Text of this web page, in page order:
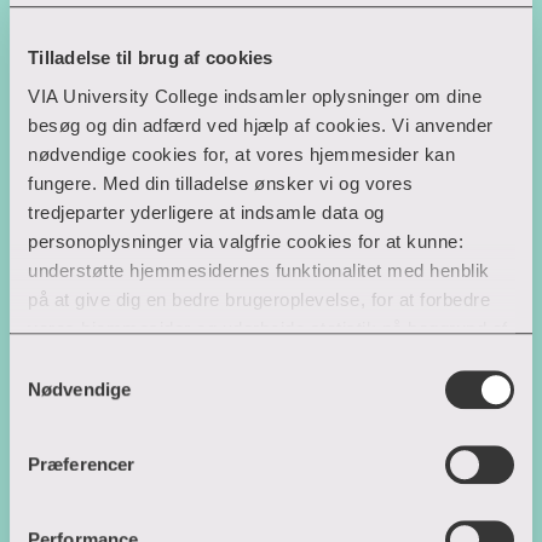
Tilladelse til brug af cookies
VIA University College indsamler oplysninger om dine
besøg og din adfærd ved hjælp af cookies. Vi anvender
nødvendige cookies for, at vores hjemmesider kan
fungere. Med din tilladelse ønsker vi og vores
tredjeparter yderligere at indsamle data og
personoplysninger via valgfrie cookies for at kunne:
understøtte hjemmesidernes funktionalitet med henblik
på at give dig en bedre brugeroplevelse, for at forbedre
vores hjemmesider og udarbejde statistik på baggrund af
hjemmesider og sociale netværk.
Du kan til enhver tid til- og fravælge cookies eller trække
din tilladelse tilbage ved trykke på ”Cookie banner”
tilladelse til indsamlingen af data og placering af valgfrie
Nødvendige
Præferencer
Diplom
Sted Herning
Startdato 28. okt. 2026, 12. apr. 2027
Varighed 4-6 dage + eksamen
ECTS 5
11.000 kr.
Diplom
Varighed